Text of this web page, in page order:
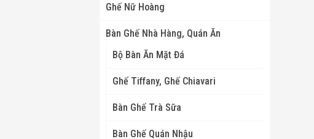
Ghế Nữ Hoàng
Bàn Ghế Nhà Hàng, Quán Ăn
Bộ Bàn Ăn Mặt Đá
Ghế Tiffany, Ghế Chiavari
Bàn Ghế Trà Sữa
Bàn Ghế Quán Nhậu